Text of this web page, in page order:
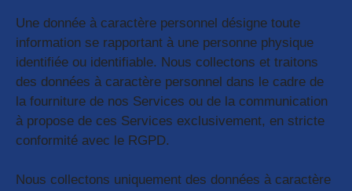
Une donnée à caractère personnel désigne toute
information se rapportant à une personne physique
identifiée ou identifiable. Nous collectons et traitons
des données à caractère personnel dans le cadre de
la fourniture de nos Services ou de la communication
à propose de ces Services exclusivement, en stricte
conformité avec le RGPD.
Nous collectons uniquement des données à caractère